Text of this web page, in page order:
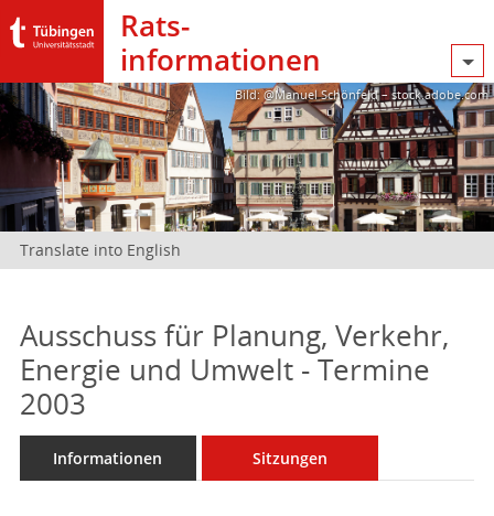
Rats­
informationen
Bild: @Manuel Schönfeld – stock.adobe.com
Translate into English
Ausschuss für Planung, Verkehr,
Energie und Umwelt - Termine
2003
Informationen Sitzungen